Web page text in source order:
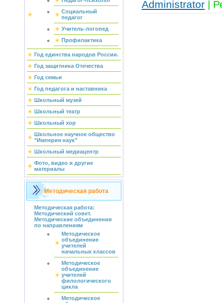
Социальный
педагог
Учитель-логопед
Профилактика
Год единства народов России.
Год защитника Отечества
Год семьи
Год педагога и наставника
Школьный музей
Школьный театр
Школьный хор
Школьное научное общество
"Империя наук"
Школьный медиацентр
Фото, видео и другие
материалы
Методическая работа
Методическая работа:
Методический совет.
Методические объединения
по направлениям
Методическое
объединение
учителей
начальных классов
Методическое
объединение
учителей
филологического
цикла
Методическое
Administrator |